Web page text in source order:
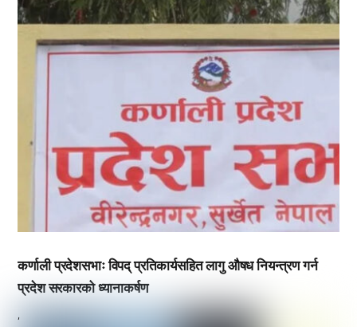
कर्णाली प्रदेशसभाः विपद् प्रतिकार्यसहित लागु औषध नियन्त्रण गर्न
प्रदेश सरकारको ध्यानाकर्षण
,